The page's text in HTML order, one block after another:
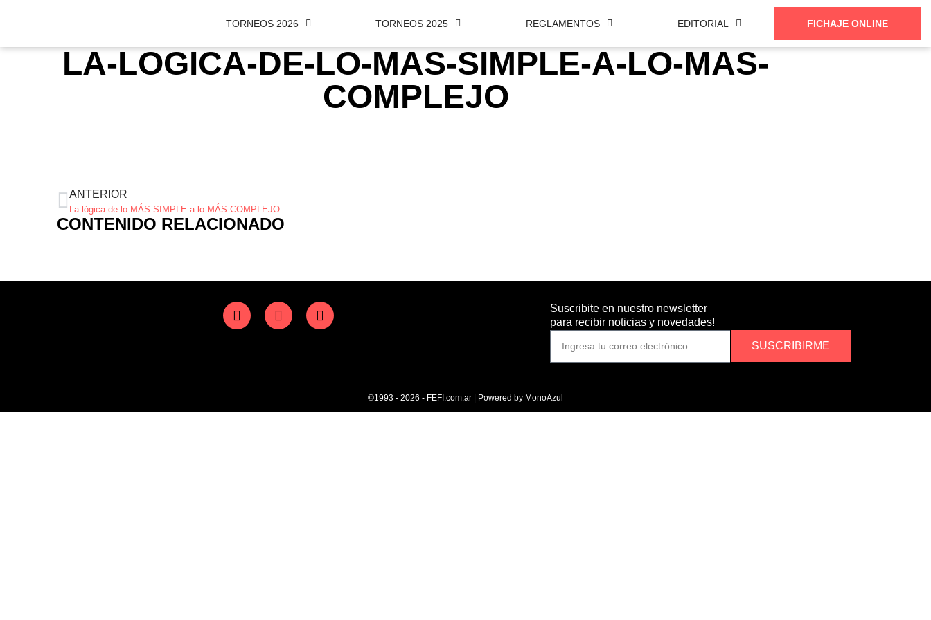
TORNEOS 2026 TORNEOS 2025 REGLAMENTOS EDITORIAL FICHAJE ONLINE
LA-LOGICA-DE-LO-MAS-SIMPLE-A-LO-MAS-
COMPLEJO
ANTERIOR
La lógica de lo MÁS SIMPLE a lo MÁS COMPLEJO
CONTENIDO RELACIONADO
Suscribite en nuestro newsletter
para recibir noticias y novedades!
SUSCRIBIRME
©1993 - 2026 - FEFI.com.ar | Powered by MonoAzul